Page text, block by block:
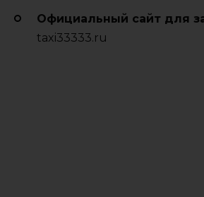
Официальный сайт для
taxi33333.ru